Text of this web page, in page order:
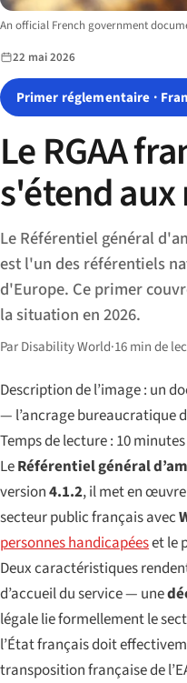
Image description:
An official French government
22 mai 2026
Primer réglementaire ·
Le RGAA
s'étend
Le Référentiel général
est l'un des référentiels
d'Europe. Ce primer
la situation en 2026.
Par Disability World·16 min de
Description de l’image : un
— l’ancrage bureaucratique
Temps de lecture : 10 minutes
LeRéférentiel général
version4.1.2, il met en œuvre
secteur public français avec
personnes handicapéeset le
Deux caractéristiques
d’accueil du service — une
légale lie formellement le
l’État français doit
transposition française de